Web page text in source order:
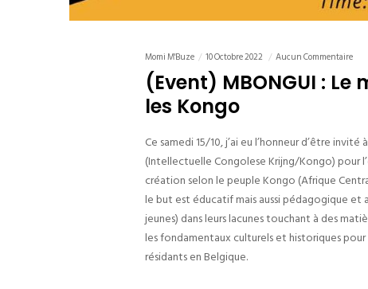
Momi M'Buze 10 Octobre 2022 Aucun Commentaire
(Event) MBONGUI :
les Kongo
Ce samedi 15/10, j’ai eu l’honneur d’être
(Intellectuelle Congolese Krijng/Kongo) pour
création selon le peuple Kongo (Afrique
le but est éducatif mais aussi pédagogique et
jeunes) dans leurs lacunes touchant à des
les fondamentaux culturels et historiques
résidants en Belgique.